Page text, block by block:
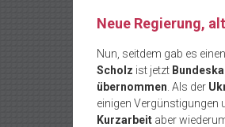
Neue Regierung,
Nun, seitdem gab es
Scholz ist jetzt
übernommen . Als der
einigen Vergünstigungen
Kurzarbeit aber